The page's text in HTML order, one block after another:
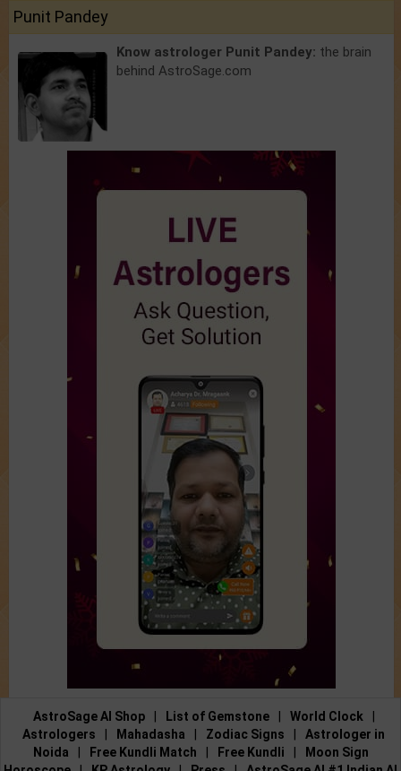
Punit Pandey
Know astrologer Punit Pandey: the brain
behind AstroSage.com
AstroSage AI Shop List of Gemstone World Clock
Astrologers
Mahadasha Zodiac Signs
Astrologer in
Noida
Free Kundli Match Free Kundli
Moon Sign